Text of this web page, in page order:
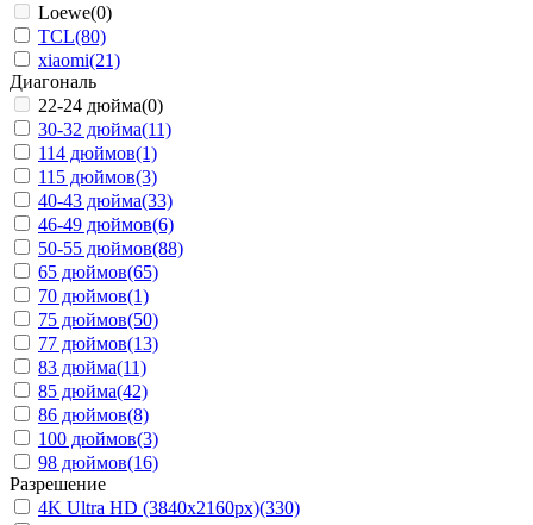
Loewe(0)
TCL(80)
xiaomi(21)
Диагональ
22-24 дюйма(0)
30-32 дюйма(11)
114 дюймов(1)
115 дюймов(3)
40-43 дюйма(33)
46-49 дюймов(6)
50-55 дюймов(88)
65 дюймов(65)
70 дюймов(1)
75 дюймов(50)
77 дюймов(13)
83 дюйма(11)
85 дюйма(42)
86 дюймов(8)
100 дюймов(3)
98 дюймов(16)
Разрешение
4K Ultra HD (3840x2160px)(330)